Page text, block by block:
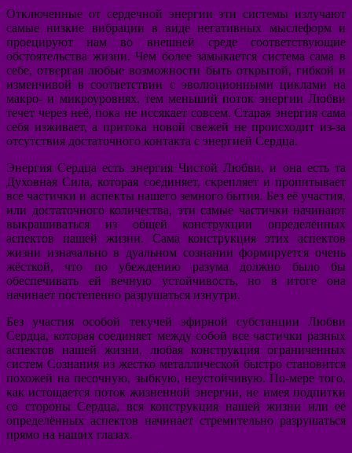
Отключенные от сердечной энергии эти системы излучают
самые низкие вибрации в виде негативных мыслеформ и
проецируют нам во внешней среде соответствующие
обстоятельства жизни. Чем более замыкается система сама в
себе, отвергая любые возможности быть открытой, гибкой и
изменчивой в соответствии с эволюционными циклами на
макро- и микроуровнях, тем меньший поток энергии Любви
течет через неё, пока не иссякает совсем. Старая энергия сама
себя изживает, а притока новой свежей не происходит из-за
отсутствия достаточного контакта с энергией Сердца.
Энергия Сердца есть энергия Чистой Любви, и она есть та
Духовная Сила, которая соединяет, скрепляет и пропитывает
все частички и аспекты нашего земного бытия. Без её участия,
или достаточного количества, эти самые частички начинают
выкрашиваться из общей конструкции определённых
аспектов нашей жизни. Сама конструкция этих аспектов
жизни изначально в дуальном сознании формируется очень
жёсткой, что по убеждению разума должно было бы
обеспечивать ей вечную устойчивость, но в итоге она
начинает постепенно разрушаться изнутри.
Без участия особой текучей эфирной субстанции Любви
Сердца, которая соединяет между собой все частички разных
аспектов нашей жизни, любая конструкция ограниченных
систем Сознания из жестко металлической быстро становится
похожей на песочную, зыбкую, неустойчивую. По-мере того,
как истощается поток жизненной энергии, не имея подпитки
со стороны Сердца, вся конструкция нашей жизни или её
определённых аспектов начинает стремительно разрушаться
прямо на наших глазах.